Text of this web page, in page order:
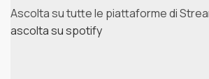
Ascolta su tutte le piattaforme di
ascolta su spotify